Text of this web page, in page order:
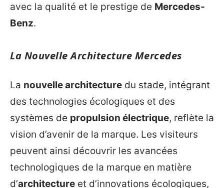
avec la qualité et le prestige de Mercedes-
Benz.
La Nouvelle Architecture Mercedes
La nouvelle architecture du stade, intégrant
des technologies écologiques et des
systèmes de propulsion électrique, reflète la
vision d’avenir de la marque. Les visiteurs
peuvent ainsi découvrir les avancées
technologiques de la marque en matière
d’architecture et d’innovations écologiques,